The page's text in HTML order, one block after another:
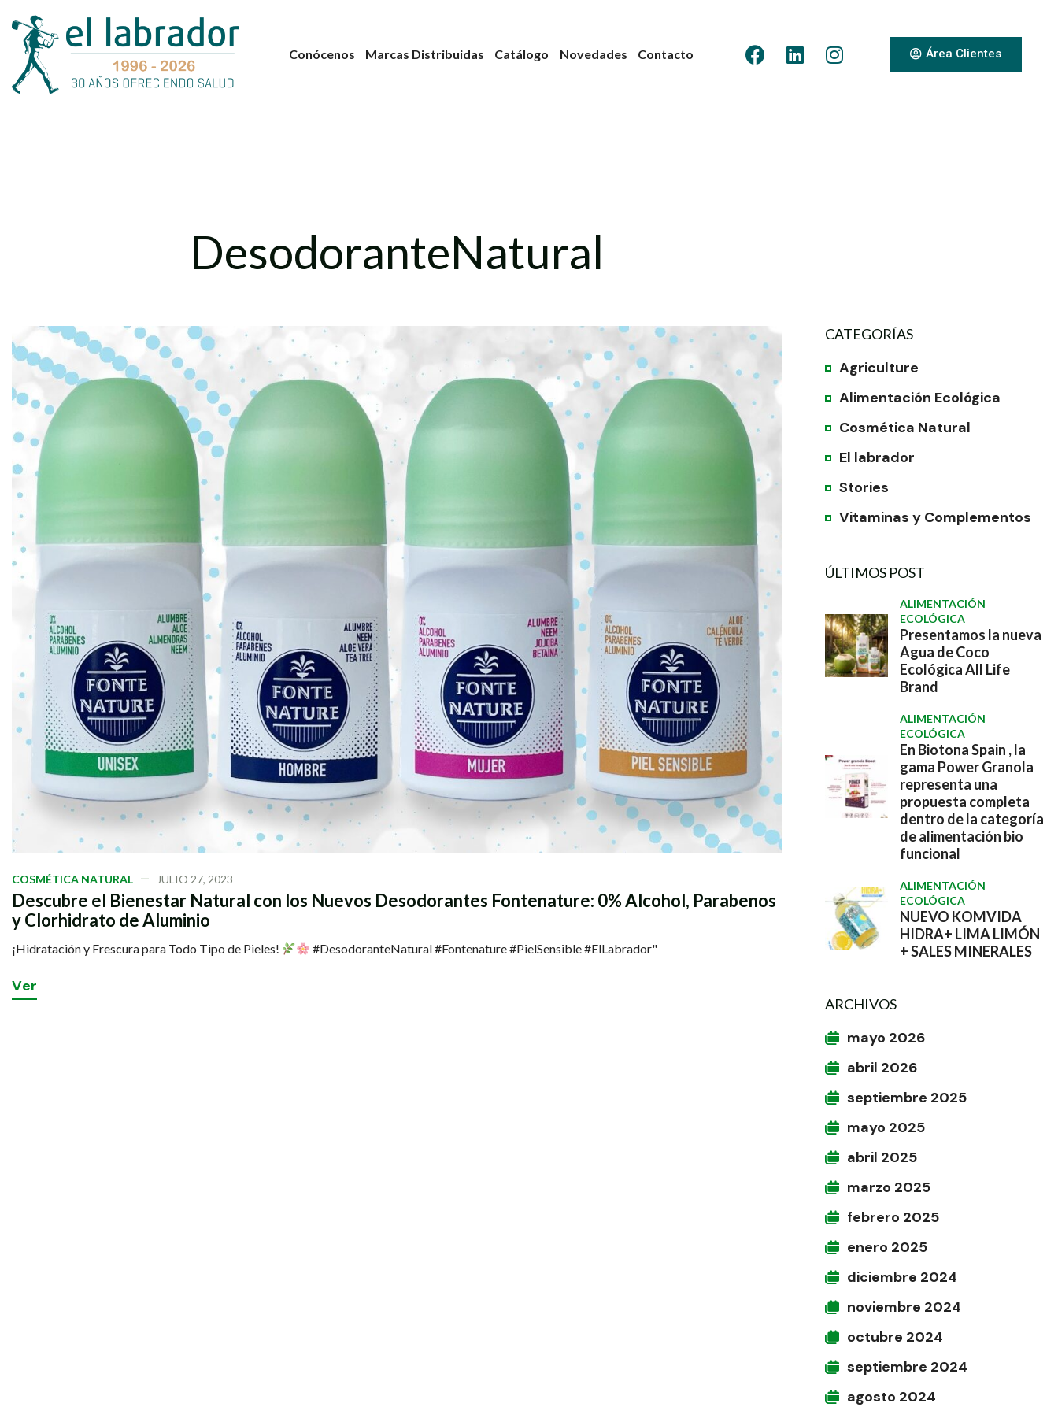
Conócenos Marcas Distribuidas Catálogo Novedades Contacto Área Clientes
DesodoranteNatural
COSMÉTICA NATURAL JULIO 27, 2023
Descubre el Bienestar Natural con los Nuevos Desodorantes Fontenature: 0% Alcohol, Parabenos
y Clorhidrato de Aluminio
¡Hidratación y Frescura para Todo Tipo de Pieles! #DesodoranteNatural #Fontenature #PielSensible #ElLabrador"
Ver
CATEGORÍAS
Agriculture
Alimentación Ecológica
Cosmética Natural
El labrador
Stories
Vitaminas y Complementos
ÚLTIMOS POST
ALIMENTACIÓN
ECOLÓGICA
Presentamos la nueva
Agua de Coco
Ecológica All Life
Brand
ALIMENTACIÓN
ECOLÓGICA
En Biotona Spain , la
gama Power Granola
representa una
propuesta completa
dentro de la categoría
de alimentación bio
funcional
ALIMENTACIÓN
ECOLÓGICA
NUEVO KOMVIDA
HIDRA+ LIMA LIMÓN
+ SALES MINERALES
ARCHIVOS
mayo 2026
abril 2026
septiembre 2025
mayo 2025
abril 2025
marzo 2025
febrero 2025
enero 2025
diciembre 2024
noviembre 2024
octubre 2024
septiembre 2024
agosto 2024